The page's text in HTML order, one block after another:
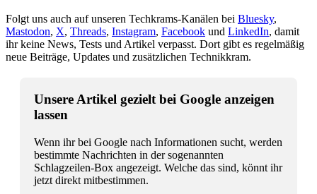
Folgt uns auch auf unseren Techkrams-Kanälen bei Bluesky,
Mastodon, X, Threads, Instagram, Facebook und LinkedIn, damit
ihr keine News, Tests und Artikel verpasst. Dort gibt es regelmäßig
neue Beiträge, Updates und zusätzlichen Technikkram.
Unsere Artikel gezielt bei Google anzeigen
lassen
Wenn ihr bei Google nach Informationen sucht, werden
bestimmte Nachrichten in der sogenannten
Schlagzeilen-Box angezeigt. Welche das sind, könnt ihr
jetzt direkt mitbestimmen.